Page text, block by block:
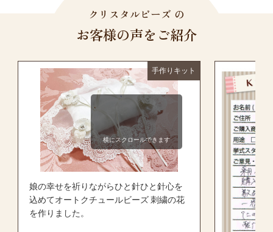
クリスタルビーズ の
お客様の声をご紹介
手作りキット
娘の幸せを祈りながらひと針ひと針心を
込めてオートクチュールビーズ 刺繍の花
を作りました。
横にスクロールできます